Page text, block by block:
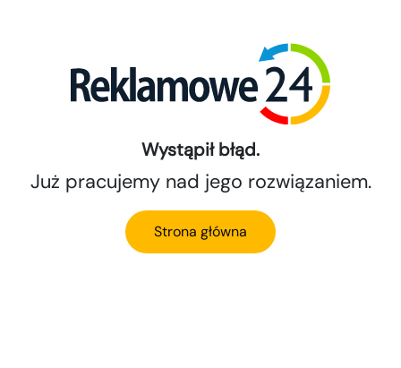
Wystąpił błąd.
Już pracujemy nad jego rozwiązaniem.
Strona główna